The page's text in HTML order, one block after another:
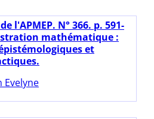
l'APMEP. N° 366. p. 591-
mathématique :
et
Evelyne